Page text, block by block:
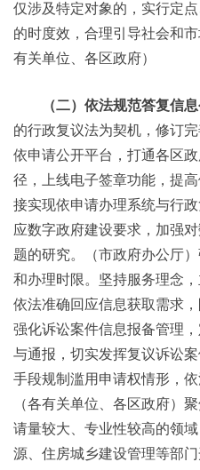
仅涉及特定对象的，实行定
的时度效，合理引导社会和
有关单位、各区政府）
（二）依法规范答复信息
的行政复议法为契机，修订
依申请公开平台，打通各区
径，上线电子签章功能，提
接实现依申请办理系统与行
应数字政府建设要求，加强
题的研究。（市政府办公厅
和办理时限。坚持服务理念
依法准确回应信息获取需求
强化诉讼案件信息报备管理
与通报，切实发挥复议诉讼
手段规制滥用申请权情形，
（各有关单位、各区政府）
请量较大、专业性较高的领
源、住房城乡建设管理等部